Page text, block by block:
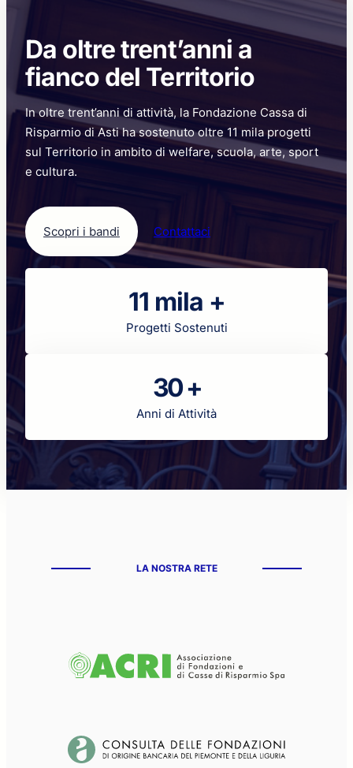
non
il
dei
giovani
Da oltre trent’anni a
fianco del Territorio
In oltre trent’anni di attività, la Fondazione Cassa di
Risparmio di Asti ha sostenuto oltre 11 mila progetti
sul Territorio in ambito di welfare, scuola, arte, sport
e cultura.
Scopri i bandi Contattaci
11 mila +
Progetti Sostenuti
30 +
Anni di Attività
LA NOSTRA RETE